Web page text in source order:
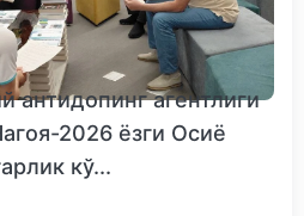
антидопинг агентлиги
2026 ёзги Осиё
кў...